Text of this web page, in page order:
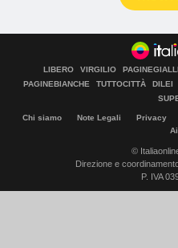
LIBERO VIRGILIO
PAGINEBIANCHE
TUTTOCITTÀ DILEI
Chi siamo Note Legali Privacy
©
Direzione e
P. IVA